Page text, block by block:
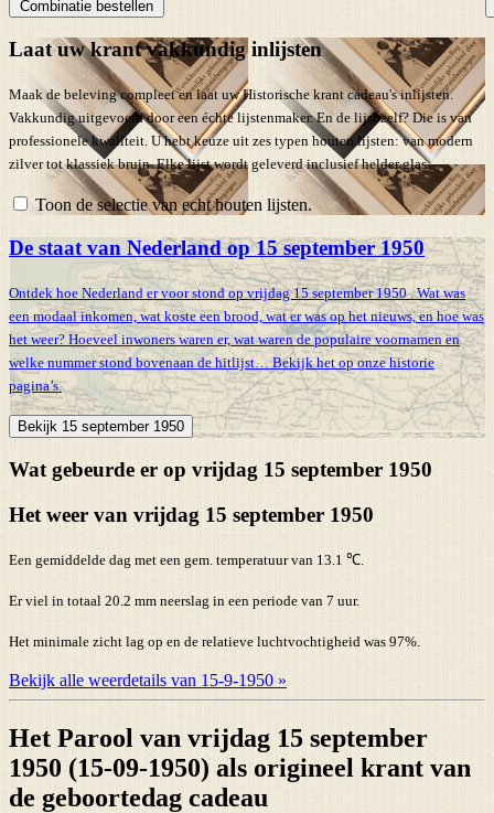
Combinatie bestellen
Laat uw krant vakkundig inlijsten
Maak de beleving compleet en laat uw Historische krant cadeau's inlijsten.
Vakkundig uitgevoerd door een échte lijstenmaker. En de lijst zelf? Die is van
professionele kwaliteit. U hebt keuze uit zes typen houten lijsten: van modern
zilver tot klassiek bruin. Elke lijst wordt geleverd inclusief helder glas.
Toon de selectie van echt houten lijsten.
De staat van Nederland op 15 september 1950
Ontdek hoe Nederland er voor stond op vrijdag 15 september 1950 . Wat was
een modaal inkomen, wat koste een brood, wat er was op het nieuws, en hoe was
het weer? Hoeveel inwoners waren er, wat waren de populaire voornamen en
welke nummer stond bovenaan de hitlijst… Bekijk het op onze historie
pagina’s.
Bekijk 15 september 1950
Wat gebeurde er op vrijdag 15 september 1950
Het weer van vrijdag 15 september 1950
Een gemiddelde dag met een gem. temperatuur van 13.1 ℃.
Er viel in totaal 20.2 mm neerslag in een periode van 7 uur.
Het minimale zicht lag op en de relatieve luchtvochtigheid was 97%.
Bekijk alle weerdetails van 15-9-1950 »
Het Parool van vrijdag 15 september
1950 (15-09-1950) als origineel krant van
de geboortedag cadeau